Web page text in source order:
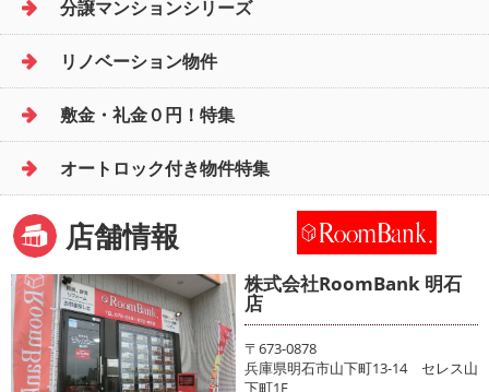
分譲マンションシリーズ
リノベーション物件
敷金・礼金０円！特集
オートロック付き物件特集
店舗情報
株式会社RoomBank 明石
店
〒673-0878
兵庫県明石市山下町13-14 セレス山
下町1F